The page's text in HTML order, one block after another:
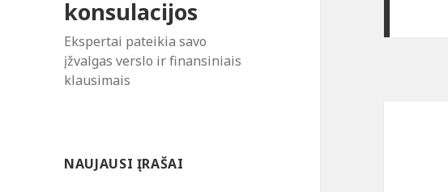
konsulacijos
Ekspertai pateikia savo
įžvalgas verslo ir finansiniais
klausimais
NAUJAUSI ĮRAŠAI